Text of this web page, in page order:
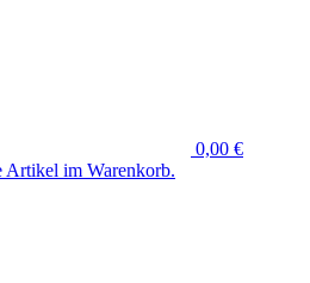
0,00 €
Artikel im Warenkorb.